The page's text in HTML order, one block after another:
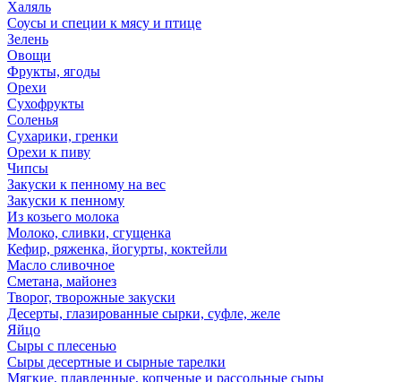
Халяль
Соусы и специи к мясу и птице
Зелень
Овощи
Фрукты, ягоды
Орехи
Сухофрукты
Соленья
Сухарики, гренки
Орехи к пиву
Чипсы
Закуски к пенному на вес
Закуски к пенному
Из козьего молока
Молоко, сливки, сгущенка
Кефир, ряженка, йогурты, коктейли
Масло сливочное
Сметана, майонез
Творог, творожные закуски
Десерты, глазированные сырки, суфле, желе
Яйцо
Сыры с плесенью
Сыры десертные и сырные тарелки
Мягкие, плавленные, копченые и рассольные сыры